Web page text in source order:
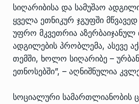
სიღარიბისა და სამუშაო
ყველა ეთნიკურ ჯგუფში
უფრო მკვეთრია აზერბაიჯანულ
ადგილების პრობლემა, ასევე
თემში, ხოლო სიღარიბე –
ეთნოსებში”, – აღნიშნულია
სოციალური სამართლიანობის